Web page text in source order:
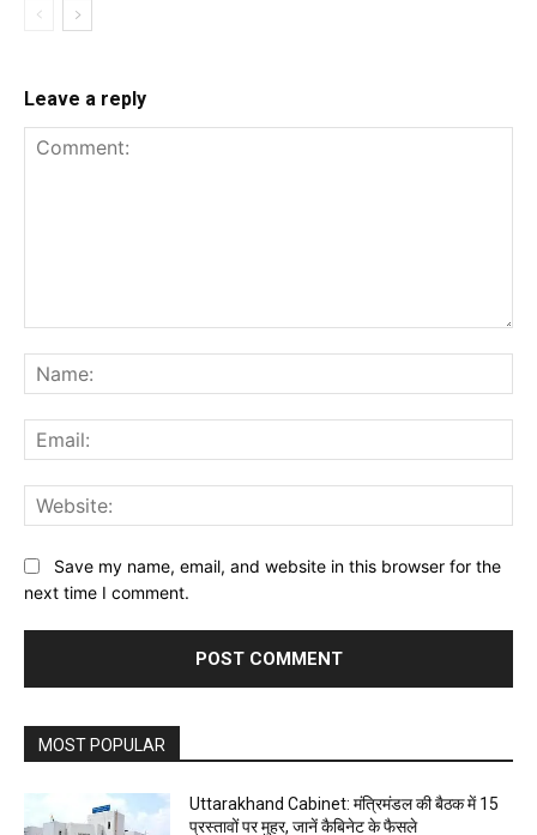
Leave a reply
Save my name, email, and website in this browser for the
next time I comment.
MOST POPULAR
Uttarakhand Cabinet: मंत्रिमंडल की बैठक में 15
प्रस्तावों पर मुहर, जानें कैबिनेट के फैसले